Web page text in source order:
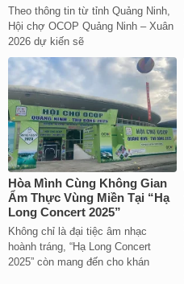
Theo thông tin từ tỉnh Quảng Ninh,
Hội chợ OCOP Quảng Ninh – Xuân
2026 dự kiến sẽ
Hòa Mình Cùng Không Gian
Ẩm Thực Vùng Miền Tại “Hạ
Long Concert 2025”
Không chỉ là đại tiệc âm nhạc
hoành tráng, “Hạ Long Concert
2025” còn mang đến cho khán